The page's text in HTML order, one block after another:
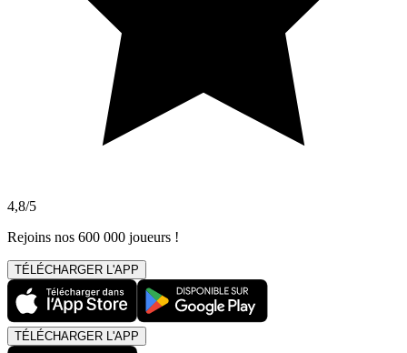
4,8/5
Rejoins nos 600 000 joueurs !
TÉLÉCHARGER L'APP
TÉLÉCHARGER L'APP